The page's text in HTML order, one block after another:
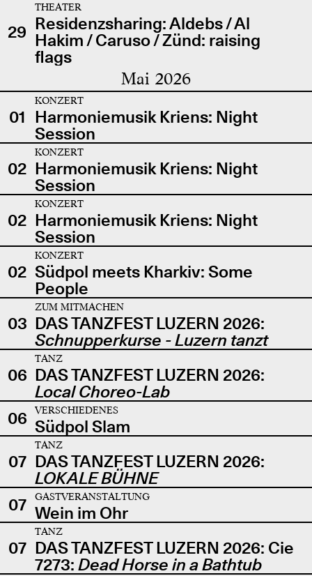
29
THEATER
Residenzsharing: Aldebs / Al
Hakim / Caruso / Zünd: raising
flags
Mai 2026
01
KONZERT
Harmoniemusik Kriens: Night
Session
02
KONZERT
Harmoniemusik Kriens: Night
Session
02
KONZERT
Harmoniemusik Kriens: Night
Session
02
KONZERT
Südpol meets Kharkiv: Some
People
03
ZUM MITMACHEN
DAS TANZFEST LUZERN 2026:
Schnupperkurse - Luzern tanzt
06
TANZ
DAS TANZFEST LUZERN 2026:
Local Choreo-Lab
06
VERSCHIEDENES
Südpol Slam
07
TANZ
DAS TANZFEST LUZERN 2026:
LOKALE BÜHNE
07
GASTVERANSTALTUNG
Wein im Ohr
07
TANZ
DAS TANZFEST LUZERN 2026: Cie
7273: Dead Horse in a Bathtub